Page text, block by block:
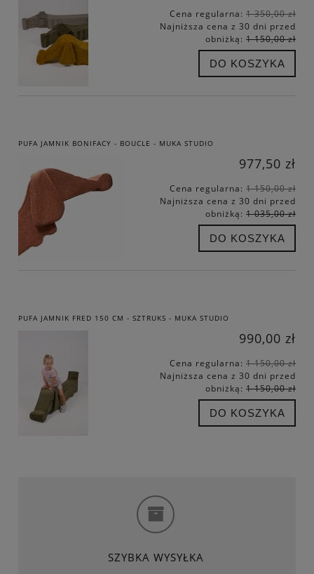
Cena regularna: 1 350,00 zł
Najniższa cena z 30 dni przed
obniżką: 1 150,00 zł
DO KOSZYKA
PUFA JAMNIK BONIFACY - BOUCLE - MUKA STUDIO
977,50 zł
Cena regularna: 1 150,00 zł
Najniższa cena z 30 dni przed
obniżką: 1 035,00 zł
DO KOSZYKA
PUFA JAMNIK FRED 150 CM - SZTRUKS - MUKA STUDIO
990,00 zł
Cena regularna: 1 150,00 zł
Najniższa cena z 30 dni przed
obniżką: 1 150,00 zł
DO KOSZYKA
SZYBKA WYSYŁKA